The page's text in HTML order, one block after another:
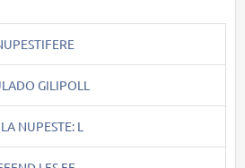
GILIPOLL
NUPESTE: L